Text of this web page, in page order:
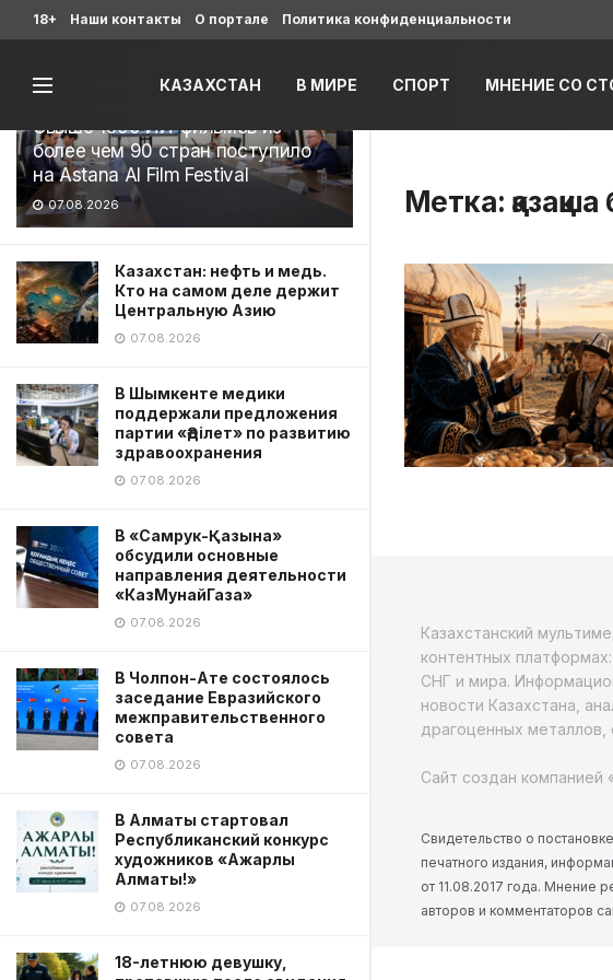
Последние
Свыше 1900 ИИ-фильмов из
более чем 90 стран поступило
на Astana AI Film Festival
07.08.2026
Казахстан: нефть и медь.
Кто на самом деле держит
Центральную Азию
07.08.2026
В Шымкенте медики
поддержали предложения
партии «Әділет» по развитию
здравоохранения
07.08.2026
В «Самрук-Қазына»
обсудили основные
направления деятельности
«КазМунайГаза»
07.08.2026
В Чолпон-Ате состоялось
заседание Евразийского
межправительственного
совета
07.08.2026
В Алматы стартовал
Республиканский конкурс
художников «Ажарлы
Алматы!»
07.08.2026
18-летнюю девушку,
18+ Наши контакты О портале Политика конфиденциальности
КАЗАХСТАН В МИРЕ СПОРТ МНЕНИЕ СО
Метка:
Казахстанский
контентных
СНГ и мира.
новости Казахстана,
драгоценных
Сайт создан компанией
Свидетельство о
печатного издания,
от 11.08.2017 года. Мнение
авторов и комментаторов